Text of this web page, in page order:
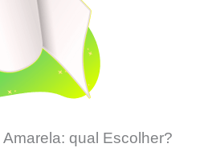
qual Escolher?